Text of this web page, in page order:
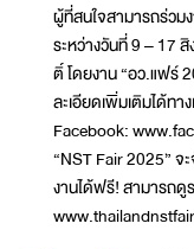
ผู้ที่สนใจสามารถร่วม
ระหว่างวันที่ 9 – 17
ติ์ โดยงาน “อว.แฟร์
ละเอียดเพิ่มเติมได้ท
Facebook:
“NST Fair 2025” จ
งานได้ฟรี! สามารถดู